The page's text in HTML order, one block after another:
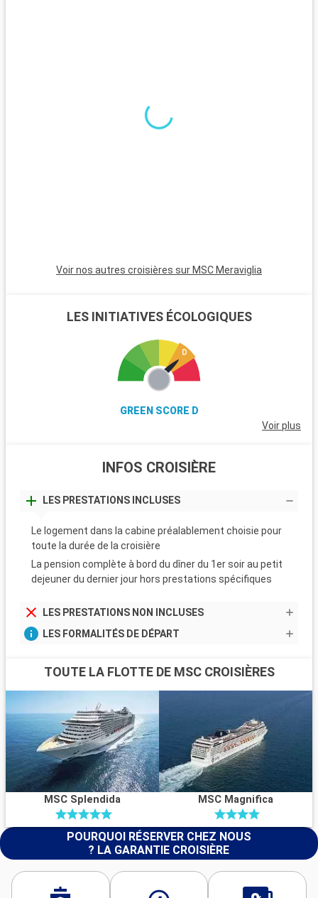
d'art et d'histoire, raconte l'histoire de l'éruption de la
Montagne Pelée. Pour une journée à la plage, les plages de
Voir nos autres croisières sur MSC Meraviglia
LES INITIATIVES ÉCOLOGIQUES
GREEN SCORE D
Voir plus
INFOS CROISIÈRE
LES PRESTATIONS INCLUSES
Le logement dans la cabine préalablement choisie pour
toute la durée de la croisière
La pension complète à bord du dîner du 1er soir au petit
dejeuner du dernier jour hors prestations spécifiques
LES PRESTATIONS NON INCLUSES
LES FORMALITÉS DE DÉPART
TOUTE LA FLOTTE DE MSC CROISIÈRES
MSC Splendida MSC Magnifica
POURQUOI RÉSERVER CHEZ NOUS
? LA GARANTIE CROISIÈRE